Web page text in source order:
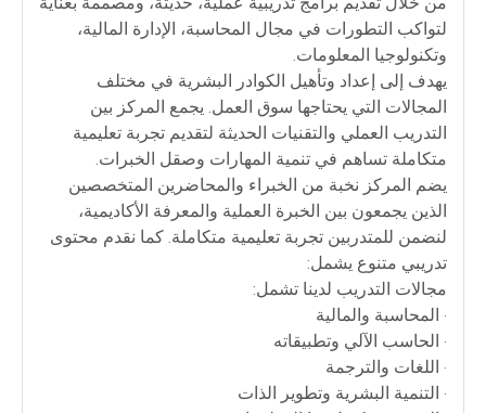
لتواكب التطورات في مجال المحاسبة، الإدارة المالية،
وتكنولوجيا المعلومات.
يهدف إلى إعداد وتأهيل الكوادر البشرية في مختلف
المجالات التي يحتاجها سوق العمل. يجمع المركز بين
التدريب العملي والتقنيات الحديثة لتقديم تجربة تعليمية
متكاملة تساهم في تنمية المهارات وصقل الخبرات.
يضم المركز نخبة من الخبراء والمحاضرين المتخصصين
الذين يجمعون بين الخبرة العملية والمعرفة الأكاديمية،
لنضمن للمتدربين تجربة تعليمية متكاملة. كما نقدم محتوى
تدريبي متنوع يشمل:
مجالات التدريب لدينا تشمل:
• المحاسبة والمالية
• الحاسب الآلي وتطبيقاته
• اللغات والترجمة
• التنمية البشرية وتطوير الذات